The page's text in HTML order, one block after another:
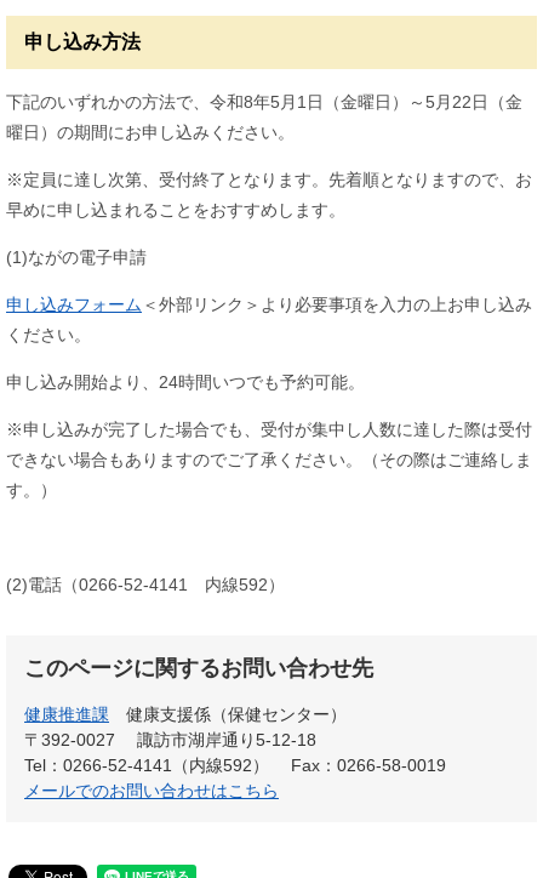
申し込み方法
下記のいずれかの方法で、令和8年5月1日（金曜日）～5月22日（金
曜日）の期間にお申し込みください。
※定員に達し次第、受付終了となります。先着順となりますので、お
早めに申し込まれることをおすすめします。
(1)ながの電子申請
申し込みフォーム ＜外部リンク＞ より必要事項を入力の上お申し込み
ください。
申し込み開始より、24時間いつでも予約可能。
※申し込みが完了した場合でも、受付が集中し人数に達した際は受付
できない場合もありますのでご了承ください。（その際はご連絡しま
す。）
(2)電話（0266-52-4141 内線592）
このページに関するお問い合わせ先
健康推進課
健康支援係（保健センター）
〒392-0027
諏訪市湖岸通り5-12-18
Tel：0266-52-4141（内線592）
Fax：0266-58-0019
メールでのお問い合わせはこちら